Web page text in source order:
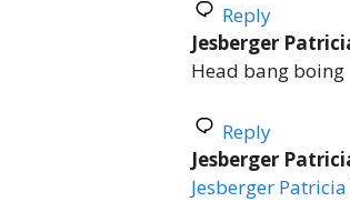
Reply
Jesberger
Head bang boing
Reply
Jesberger
Jesberger Patricia